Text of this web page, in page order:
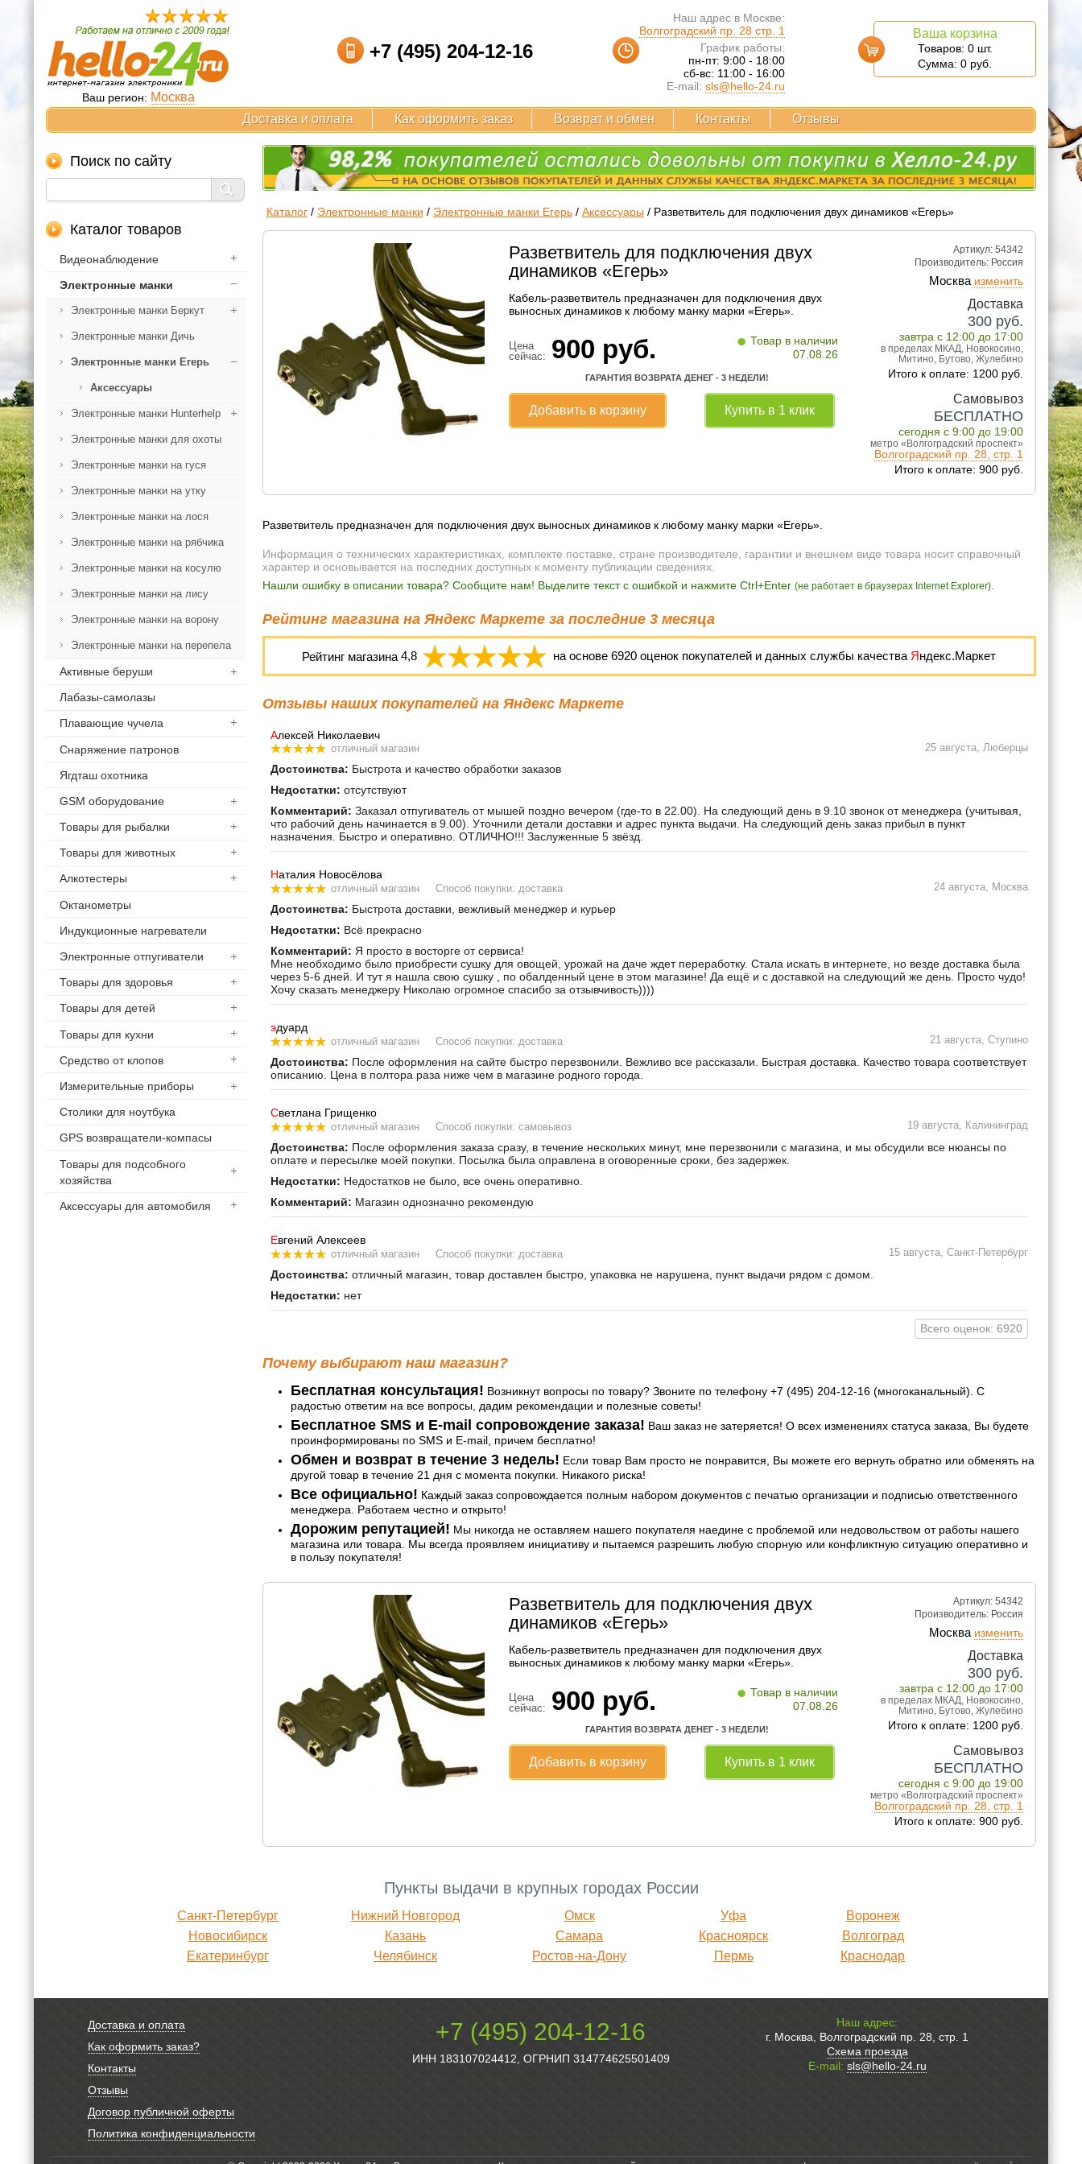
Ваш регион: Москва
+7 (495) 204-12-16
Наш адрес в Москве:
Волгоградский пр. 28 стр. 1
График работы:
пн-пт: 9:00 - 18:00
сб-вс: 11:00 - 16:00
E-mail: sls@hello-24.ru
Ваша корзина
Товаров: 0 шт.
Сумма: 0 руб.
Доставка и оплата Как оформить заказ Возврат и обмен Контакты Отзывы
Поиск по сайту
Каталог товаров
Видеонаблюдение
Электронные манки
Электронные манки Беркут
Электронные манки Дичь
Электронные манки Егерь
Аксессуары
Электронные манки Hunterhelp
Электронные манки для охоты
Электронные манки на гуся
Электронные манки на утку
Электронные манки на лося
Электронные манки на рябчика
Электронные манки на косулю
Электронные манки на лису
Электронные манки на ворону
Электронные манки на перепела
Активные беруши
Лабазы-самолазы
Плавающие чучела
Снаряжение патронов
Ягдташ охотника
GSM оборудование
Товары для рыбалки
Товары для животных
Алкотестеры
Октанометры
Индукционные нагреватели
Электронные отпугиватели
Товары для здоровья
Товары для детей
Товары для кухни
Средство от клопов
Измерительные приборы
Столики для ноутбука
GPS возвращатели-компасы
Товары для подсобного
хозяйства
Аксессуары для автомобиля
Каталог/ Электронные манки / Электронные манки Егерь/ Аксессуары / Разветвитель для подключения двух динамиков «Егерь»
Артикул: 54342
Производитель: Россия
Москва изменить
Доставка
300 руб.
завтра с 12:00 до 17:00
в пределах МКАД, Новокосино,
Митино, Бутово, Жулебино
Итого к оплате: 1200 руб.
Самовывоз
БЕСПЛАТНО
сегодня с 9:00 до 19:00
метро «Волгоградский проспект»
Волгоградский пр. 28, стр. 1
Итого к оплате: 900 руб.
Разветвитель для подключения двух
динамиков «Егерь»
Кабель-разветвитель предназначен для подключения двух
выносных динамиков к любому манку марки «Егерь».
Цена
сейчас: 900 руб. • Товар в наличии
07.08.26
ГАРАНТИЯ ВОЗВРАТА ДЕНЕГ - 3 НЕДЕЛИ!
Добавить в корзину Купить в 1 клик
Разветвитель предназначен для подключения двух выносных динамиков к любому манку марки «Егерь».
Информация о технических характеристиках, комплекте поставке, стране производителе, гарантии и внешнем виде товара носит справочный
характер и основывается на последних доступных к моменту публикации сведениях.
Нашли ошибку в описании товара? Сообщите нам! Выделите текст с ошибкой и нажмите Ctrl+Enter (не работает в браузерах Internet Explorer).
Рейтинг магазина на Яндекс Маркете за последние 3 месяца
Рейтинг магазина 4,8 на основе6920 оценок покупателей и данных службы качества Яндекс.Маркет
Отзывы наших покупателей на Яндекс Маркете
Алексей Николаевич
отличный магазин 25 августа, Люберцы
Достоинства: Быстрота и качество обработки заказов
Недостатки: отсутствуют
Комментарий: Заказал отпугиватель от мышей поздно вечером (где-то в 22.00). На следующий день в 9.10 звонок от менеджера (учитывая,
что рабочий день начинается в 9.00). Уточнили детали доставки и адрес пункта выдачи. На следующий день заказ прибыл в пункт
назначения. Быстро и оперативно. ОТЛИЧНО!!! Заслуженные 5 звёзд.
Наталия Новосёлова
отличный магазин Способ покупки: доставка 24 августа, Москва
Достоинства: Быстрота доставки, вежливый менеджер и курьер
Недостатки: Всё прекрасно
Комментарий: Я просто в восторге от сервиса!
Мне необходимо было приобрести сушку для овощей, урожай на даче ждет переработку. Стала искать в интернете, но везде доставка была
через 5-6 дней. И тут я нашла свою сушку , по обалденный цене в этом магазине! Да ещё и с доставкой на следующий же день. Просто чудо!
Хочу сказать менеджеру Николаю огромное спасибо за отзывчивость))))
эдуард
отличный магазин Способ покупки: доставка 21 августа, Ступино
Достоинства: После оформления на сайте быстро перезвонили. Вежливо все рассказали. Быстрая доставка. Качество товара соответствует
описанию. Цена в полтора раза ниже чем в магазине родного города.
Светлана Грищенко
отличный магазин Способ покупки: самовывоз 19 августа, Калининград
Достоинства: После оформления заказа сразу, в течение нескольких минут, мне перезвонили с магазина, и мы обсудили все нюансы по
оплате и пересылке моей покупки. Посылка была оправлена в оговоренные сроки, без задержек.
Недостатки: Недостатков не было, все очень оперативно.
Комментарий: Магазин однозначно рекомендую
Евгений Алексеев
отличный магазин Способ покупки: доставка 15 августа, Санкт-Петербург
Достоинства: отличный магазин, товар доставлен быстро, упаковка не нарушена, пункт выдачи рядом с домом.
Недостатки: нет
Всего оценок: 6920
Почему выбирают наш магазин?
Бесплатная консультация! Возникнут вопросы по товару? Звоните по телефону +7 (495) 204-12-16 (многоканальный). С
радостью ответим на все вопросы, дадим рекомендации и полезные советы!
Бесплатное SMS и E-mail сопровождение заказа! Ваш заказ не затеряется! О всех изменениях статуса заказа, Вы будете
проинформированы по SMS и E-mail, причем бесплатно!
Обмен и возврат в течение 3 недель! Если товар Вам просто не понравится, Вы можете его вернуть обратно или обменять на
другой товар в течение 21 дня с момента покупки. Никакого риска!
Все официально! Каждый заказ сопровождается полным набором документов с печатью организации и подписью ответственного
менеджера. Работаем честно и открыто!
Дорожим репутацией! Мы никогда не оставляем нашего покупателя наедине с проблемой или недовольством от работы нашего
магазина или товара. Мы всегда проявляем инициативу и пытаемся разрешить любую спорную или конфликтную ситуацию оперативно и
в пользу покупателя!
Артикул: 54342
Производитель: Россия
Москва изменить
Доставка
300 руб.
завтра с 12:00 до 17:00
в пределах МКАД, Новокосино,
Митино, Бутово, Жулебино
Итого к оплате: 1200 руб.
Самовывоз
БЕСПЛАТНО
сегодня с 9:00 до 19:00
метро «Волгоградский проспект»
Волгоградский пр. 28, стр. 1
Итого к оплате: 900 руб.
Разветвитель для подключения двух
динамиков «Егерь»
Кабель-разветвитель предназначен для подключения двух
выносных динамиков к любому манку марки «Егерь».
Цена
сейчас: 900 руб. • Товар в наличии
07.08.26
ГАРАНТИЯ ВОЗВРАТА ДЕНЕГ - 3 НЕДЕЛИ!
Добавить в корзину Купить в 1 клик
Пункты выдачи в крупных городах России
Санкт-Петербург
Новосибирск
Екатеринбург
Нижний Новгород
Казань
Челябинск
Омск
Самара
Ростов-на-Дону
Уфа
Красноярск
Пермь
Воронеж
Волгоград
Краснодар
Доставка и оплата
Как оформить заказ?
Контакты
Отзывы
Договор публичной оферты
Политика конфиденциальности
+7 (495) 204-12-16
ИНН 183107024412, ОГРНИП 314774625501409
Наш адрес:
г. Москва, Волгоградский пр. 28, стр. 1
Схема проезда
E-mail: sls@hello-24.ru